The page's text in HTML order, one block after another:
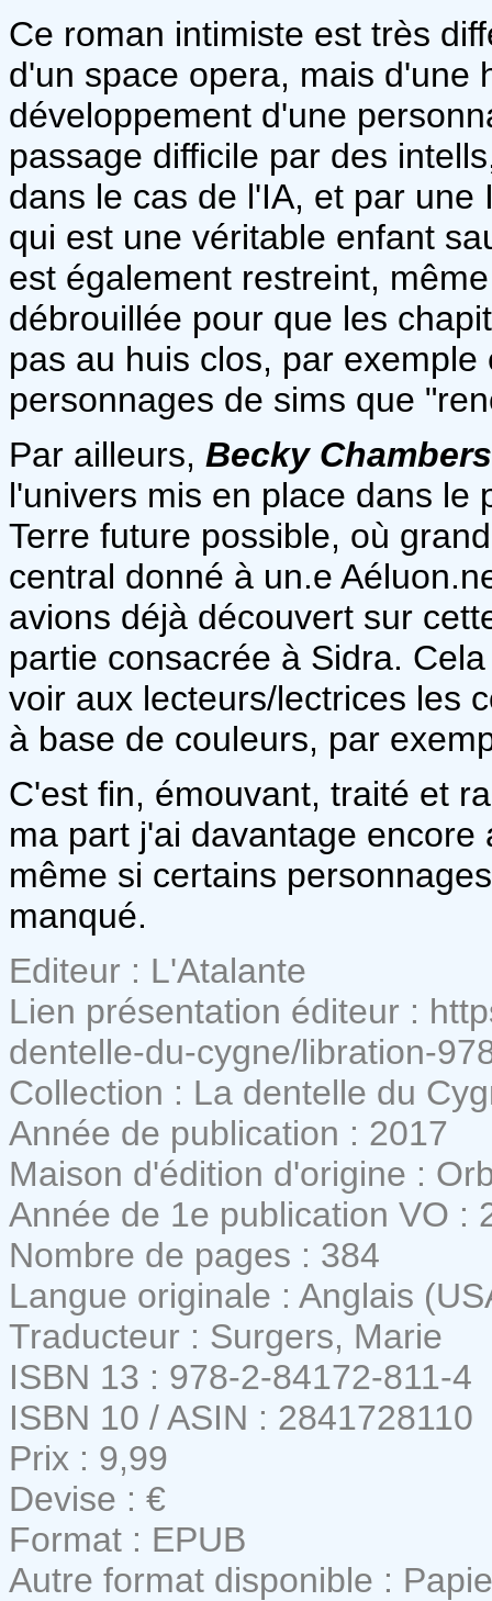
Ce roman intimiste est très
d'un space opera, mais d'une
développement d'une
passage difficile par des
dans le cas de l'IA, et par
qui est une véritable enfant
est également restreint,
débrouillée pour que les
pas au huis clos, par
personnages de sims que
Par ailleurs, Becky Chambers
l'univers mis en place dans le
Terre future possible, où
central donné à un.e
avions déjà découvert sur
partie consacrée à Sidra.
voir aux lecteurs/lectrices les
à base de couleurs, par
C'est fin, émouvant, traité et
ma part j'ai davantage
même si certains
manqué.
Editeur : L'Atalante
Lien présentation éditeur :
dentelle-du-cygne/libration-
Collection : La dentelle du
Année de publication : 2017
Maison d'édition d'origine :
Année de 1e publication VO :
Nombre de pages : 384
Langue originale : Anglais
Traducteur : Surgers, Marie
ISBN 13 : 978-2-84172-811-4
ISBN 10 / ASIN : 2841728110
Prix : 9,99
Devise : €
Format : EPUB
Autre format disponible :